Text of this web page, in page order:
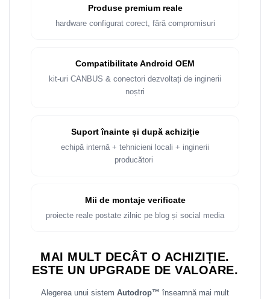
Rame adaptoare Dacia
Rame adaptoare BMW
Rame adaptoare Volvo
Rame Adaptoare Porsche
Rame adaptoare Citroen
Produse premium reale
hardware configurat corect, fără compromisuri
Compatibilitate Android OEM
kit-uri CANBUS & conectori dezvoltați de inginerii
noștri
Suport înainte și după achiziție
echipă internă + tehnicieni locali + inginerii
producători
Mii de montaje verificate
proiecte reale postate zilnic pe blog și social media
MAI MULT DECÂT O ACHIZIȚIE.
ESTE UN UPGRADE DE VALOARE.
Alegerea unui sistem Autodrop™ înseamnă mai mult